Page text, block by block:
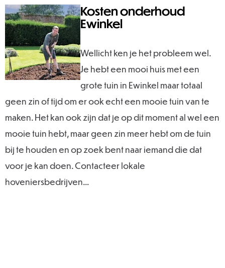
Kosten onderhoud
Ewinkel
Wellicht ken je het probleem wel.
Je hebt een mooi huis met een
grote tuin in Ewinkel maar totaal
geen zin of tijd om er ook echt een mooie tuin van te
maken. Het kan ook zijn dat je op dit moment al wel een
mooie tuin hebt, maar geen zin meer hebt om de tuin
bij te houden en op zoek bent naar iemand die dat
voor je kan doen. Contacteer lokale
hoveniersbedrijven…